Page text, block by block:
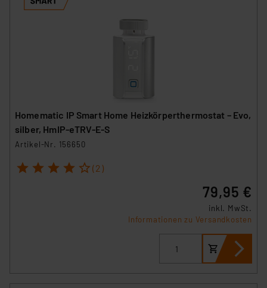
Homematic IP Smart Home Heizkörperthermostat – Evo,
silber, HmIP-eTRV-E-S
Artikel-Nr. 156650
1 2 3 4 5 (2)
79,95 €
inkl. MwSt.
Informationen zu Versandkosten